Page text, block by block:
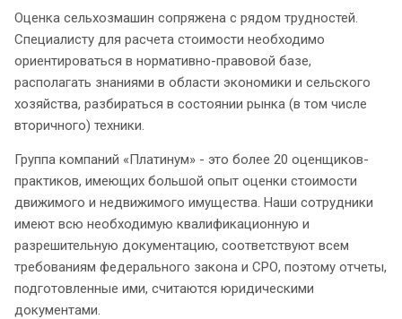
Оценка сельхозмашин сопряжена с рядом трудностей.
Специалисту для расчета стоимости необходимо
ориентироваться в нормативно-правовой базе,
располагать знаниями в области экономики и сельского
хозяйства, разбираться в состоянии рынка (в том числе
вторичного) техники.
Группа компаний «Платинум» - это более 20 оценщиков-
практиков, имеющих большой опыт оценки стоимости
движимого и недвижимого имущества. Наши сотрудники
имеют всю необходимую квалификационную и
разрешительную документацию, соответствуют всем
требованиям федерального закона и СРО, поэтому отчеты,
подготовленные ими, считаются юридическими
документами.